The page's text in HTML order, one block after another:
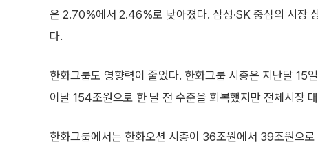
은 2.70%에서 2.46%로 낮아졌다. 삼성·SK 중심의 시장
다.
한화그룹도 영향력이 줄었다. 한화그룹 시총은 지난달
이날 154조원으로 한 달 전 수준을 회복했지만 전체시장
한화그룹에서는 한화오션 시총이 36조원에서 39조원으